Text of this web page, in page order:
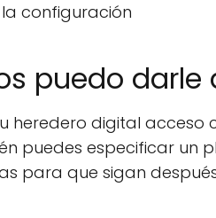
configuración
puedo
heredero digital
puedes especificar un
para que sigan